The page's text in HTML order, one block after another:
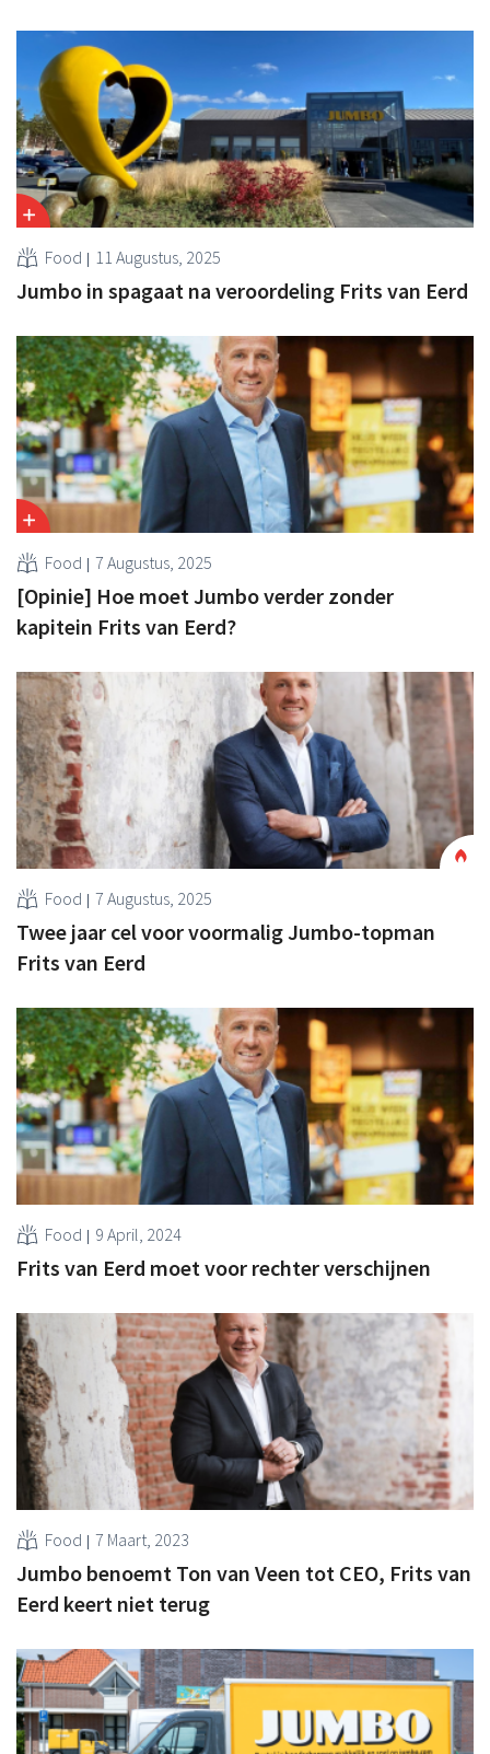
Food 11 Augustus, 2025
Jumbo in spagaat na veroordeling Frits van Eerd
Food 7 Augustus, 2025
[Opinie] Hoe moet Jumbo verder zonder
kapitein Frits van Eerd?
Food 7 Augustus, 2025
Twee jaar cel voor voormalig Jumbo-topman
Frits van Eerd
Food 9 April, 2024
Frits van Eerd moet voor rechter verschijnen
Food 7 Maart, 2023
Jumbo benoemt Ton van Veen tot CEO, Frits van
Eerd keert niet terug